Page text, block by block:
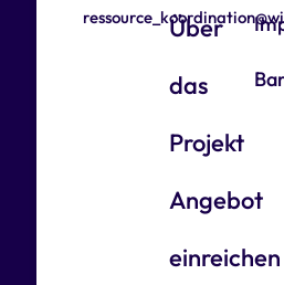
Über
das
Projekt
Angebot
einreichen